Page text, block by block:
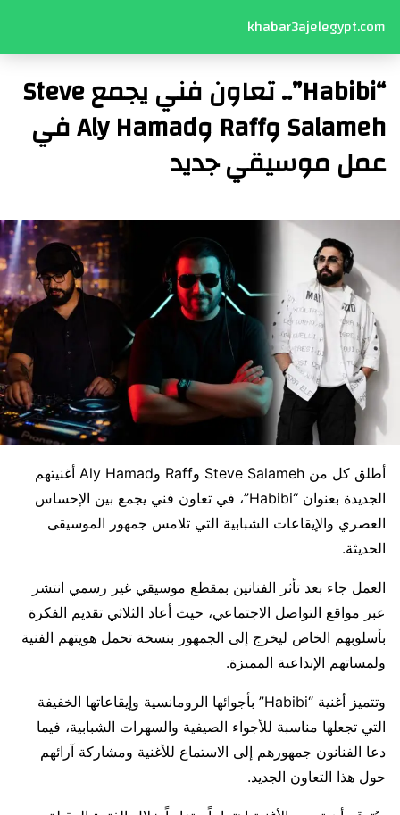
khabar3ajelegypt.com
“Habibi”.. تعاون فني يجمع Steve
Salameh وRaff وAly Hamad في
عمل موسيقي جديد
أطلق كل من Steve Salameh وRaff وAly Hamad أغنيتهم
الجديدة بعنوان “Habibi”، في تعاون فني يجمع بين الإحساس
العصري والإيقاعات الشبابية التي تلامس جمهور الموسيقى
الحديثة.
العمل جاء بعد تأثر الفنانين بمقطع موسيقي غير رسمي انتشر
عبر مواقع التواصل الاجتماعي، حيث أعاد الثلاثي تقديم الفكرة
بأسلوبهم الخاص ليخرج إلى الجمهور بنسخة تحمل هويتهم الفنية
ولمساتهم الإبداعية المميزة.
وتتميز أغنية “Habibi” بأجوائها الرومانسية وإيقاعاتها الخفيفة
التي تجعلها مناسبة للأجواء الصيفية والسهرات الشبابية، فيما
دعا الفنانون جمهورهم إلى الاستماع للأغنية ومشاركة آرائهم
حول هذا التعاون الجديد.